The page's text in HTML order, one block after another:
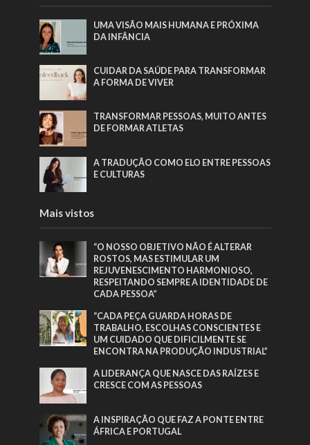
UMA VISÃO MAIS HUMANA E PRÓXIMA
DA INFÂNCIA
CUIDAR DA SAÚDE PARA TRANSFORMAR
A FORMA DE VIVER
TRANSFORMAR PESSOAS, MUITO ANTES
DE FORMAR ATLETAS
A TRADUÇÃO COMO ELO ENTRE PESSOAS
E CULTURAS
Mais vistos
“O NOSSO OBJETIVO NÃO É ALTERAR
ROSTOS, MAS ESTIMULAR UM
REJUVENESCIMENTO HARMONIOSO,
RESPEITANDO SEMPRE A IDENTIDADE DE
CADA PESSOA”
“CADA PEÇA GUARDA HORAS DE
TRABALHO, ESCOLHAS CONSCIENTES E
UM CUIDADO QUE DIFICILMENTE SE
ENCONTRA NA PRODUÇÃO INDUSTRIAL”
A LIDERANÇA QUE NASCE DAS RAÍZES E
CRESCE COM AS PESSOAS
A INSPIRAÇÃO QUE FAZ A PONTE ENTRE
ÁFRICA E PORTUGAL